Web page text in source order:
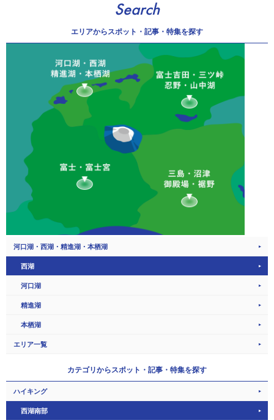
Search
エリアからスポット・記事・特集を探す
河口湖・西湖・精進湖・本栖湖
西湖
河口湖
精進湖
本栖湖
エリア一覧
カテゴリからスポット・記事・特集を探す
ハイキング
西湖南部